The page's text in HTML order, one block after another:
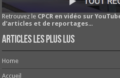
Retrouvez le CPCR en vidéo sur
d'articles et de reportages...
Articles les plus lus
Home
Accueil